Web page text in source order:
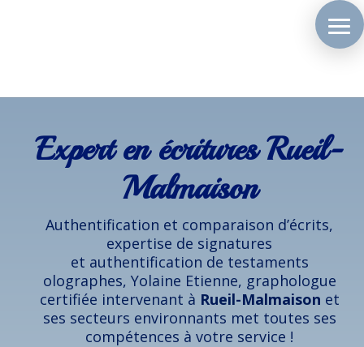
Expert en écritures Rueil-
Malmaison
Authentification et comparaison d’écrits,
expertise de signatures
et authentification de testaments
olographes, Yolaine Etienne, graphologue
certifiée intervenant à Rueil-Malmaison et
ses secteurs environnants met toutes ses
compétences à votre service !